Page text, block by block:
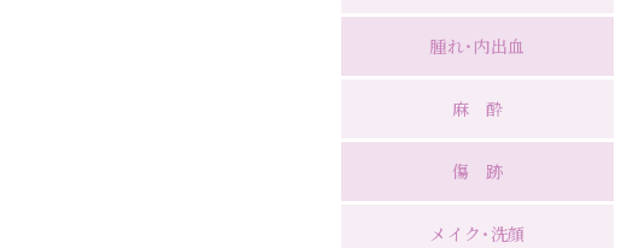
腫れ・内出血
麻酔
傷跡
メイク・洗顔